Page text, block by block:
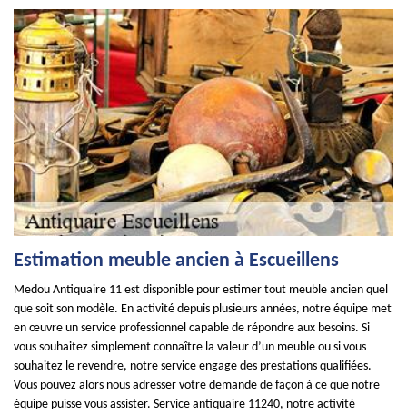
Estimation meuble ancien à Escueillens
Medou Antiquaire 11 est disponible pour estimer tout meuble ancien quel
que soit son modèle. En activité depuis plusieurs années, notre équipe met
en œuvre un service professionnel capable de répondre aux besoins. Si
vous souhaitez simplement connaître la valeur d’un meuble ou si vous
souhaitez le revendre, notre service engage des prestations qualifiées.
Vous pouvez alors nous adresser votre demande de façon à ce que notre
équipe puisse vous assister. Service antiquaire 11240, notre activité